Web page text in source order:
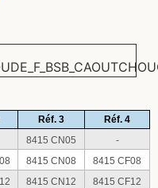
Réf. 3
Réf. 4
8415 CN05
-
8415 CN08
8415 CF08
8415 CN12
8415 CF12